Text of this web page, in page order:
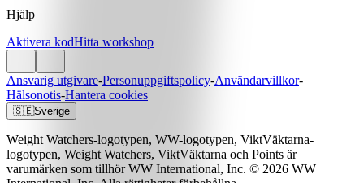
Hjälp
Aktivera kodHitta workshop
Ansvarig utgivare-Personuppgiftspolicy-Användarvillkor-
Hälsonotis-Hantera cookies
🇸🇪Sverige
Weight Watchers-logotypen, WW-logotypen, ViktVäktarna-
logotypen, Weight Watchers, ViktVäktarna och Points är
varumärken som tillhör WW International, Inc. © 2026 WW